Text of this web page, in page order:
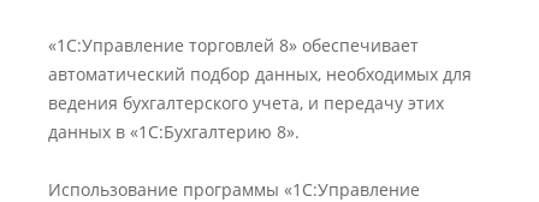
«1С:Управление торговлей 8» обеспечивает
автоматический подбор данных, необходимых для
ведения бухгалтерского учета, и передачу этих
данных в «1С:Бухгалтерию 8».
Использование программы «1С:Управление